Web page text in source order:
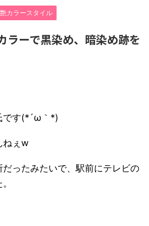
カラースタイル
ラーで黒染め、暗染め跡を
です(*´ω｀*)
ねぇw
ったみたいで、駅前にテレビの